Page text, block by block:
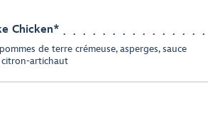
Chicken*
de terre crémeuse, asperges, sauce
citron-artichaut